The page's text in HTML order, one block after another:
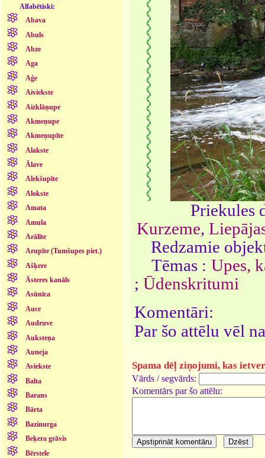
Alfabētiski:
Abava
Abuls
Abze
Aga
Aģe
Aiviekste
Aizklāņupe
Akmeņupe
Akmeņupīte
Alakste
Ālave
Alekšupīte
Alokste
Amata
Amula
Arālīte
Arupīte (Tumšupes piet.)
Ašķere
Āsteres kanāls
Asūnīca
Auce
Audruve
Auksteņa
Auneja
Aviekste
Balta
Barans
Bārta
Bazinurga
Beķera grāvis
Bērstele
Priekules
Kurzeme,
Redzamie
Tēmas : Upes,
; Ūdenskritumi
Komentāri:
Par šo attēlu vēl
Spama dēļ ziņojumi, kas
Vārds / segvārds:
Komentārs par šo attēlu: